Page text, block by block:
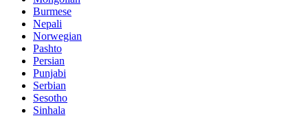
Burmese
Nepali
Norwegian
Pashto
Persian
Punjabi
Serbian
Sesotho
Sinhala